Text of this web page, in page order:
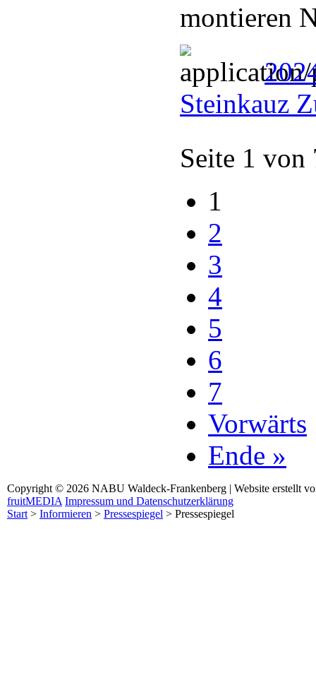
montieren
Steinkauz
Seite 1 von
1
2
3
4
5
6
7
Vorwärts
Ende »
Copyright © 2026 NABU Waldeck-Frankenberg | Website erstellt
fruitMEDIA Impressum und Datenschutzerklärung
Start> Informieren > Pressespiegel > Pressespiegel